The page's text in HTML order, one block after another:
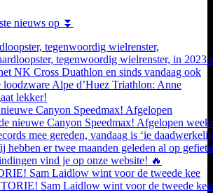
nieuws op ⏬
tegenwoordig wielrenster,
Canyon Speedmax! Afgelopen
Sam Laidlow wint voor de tweede kee